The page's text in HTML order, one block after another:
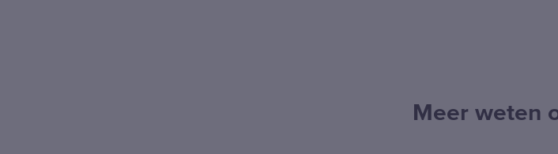
Meer weten